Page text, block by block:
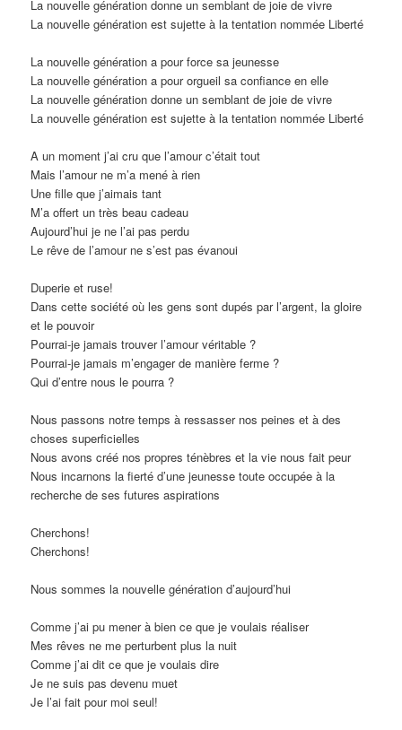
La nouvelle génération donne un semblant de joie de vivre
La nouvelle génération est sujette à la tentation nommée Liberté
La nouvelle génération a pour force sa jeunesse
La nouvelle génération a pour orgueil sa confiance en elle
La nouvelle génération donne un semblant de joie de vivre
La nouvelle génération est sujette à la tentation nommée Liberté
A un moment j’ai cru que l’amour c’était tout
Mais l’amour ne m’a mené à rien
Une fille que j’aimais tant
M’a offert un très beau cadeau
Aujourd’hui je ne l’ai pas perdu
Le rêve de l’amour ne s’est pas évanoui
Duperie et ruse!
Dans cette société où les gens sont dupés par l’argent, la gloire
et le pouvoir
Pourrai-je jamais trouver l’amour véritable ?
Pourrai-je jamais m’engager de manière ferme ?
Qui d’entre nous le pourra ?
Nous passons notre temps à ressasser nos peines et à des
choses superficielles
Nous avons créé nos propres ténèbres et la vie nous fait peur
Nous incarnons la fierté d’une jeunesse toute occupée à la
recherche de ses futures aspirations
Cherchons!
Cherchons!
Nous sommes la nouvelle génération d’aujourd’hui
Comme j’ai pu mener à bien ce que je voulais réaliser
Mes rêves ne me perturbent plus la nuit
Comme j’ai dit ce que je voulais dire
Je ne suis pas devenu muet
Je l’ai fait pour moi seul!